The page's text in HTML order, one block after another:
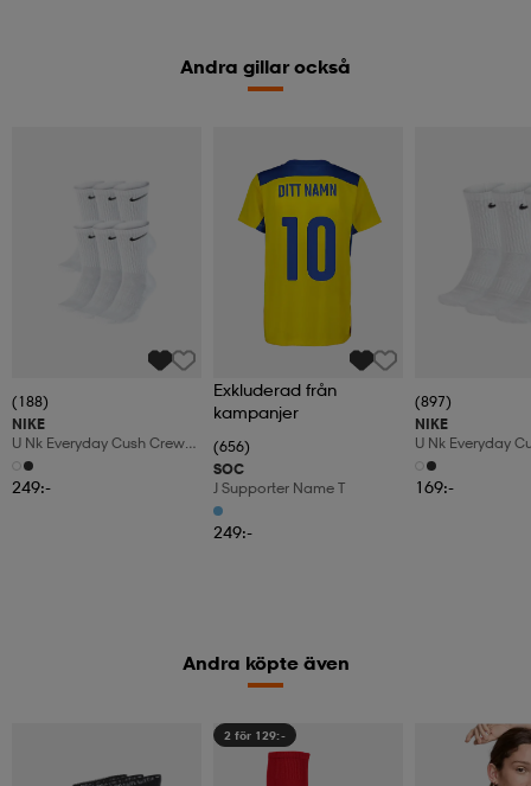
Andra gillar också
(188)
NIKE
U Nk Everyday Cush Crew
6pr-Bd
249:-
Exkluderad från
kampanjer
(656)
SOC
J Supporter Name T
249:-
(897)
NIKE
U Nk Everyday
3pr
169:-
Andra köpte även
2 för 129:-